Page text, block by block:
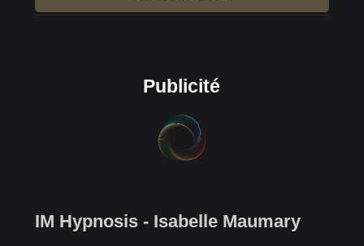
Publicité
IM Hypnosis - Isabelle Maumary